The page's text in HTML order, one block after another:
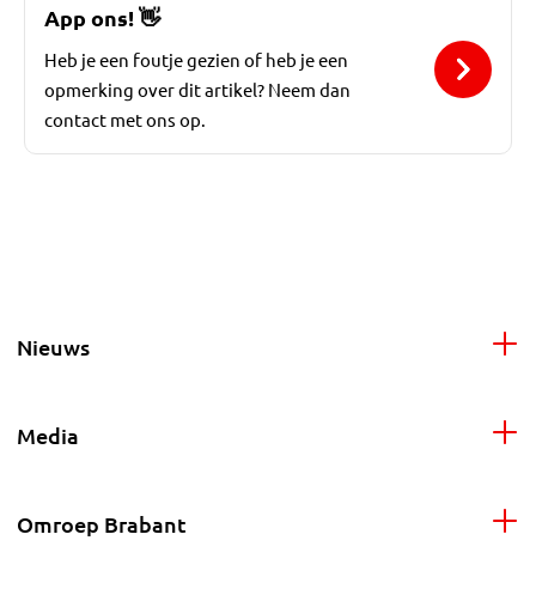
App ons!👋
Heb je een foutje gezien of heb je een
opmerking over dit artikel? Neem dan
contact met ons op.
Nieuws
Media
Omroep Brabant